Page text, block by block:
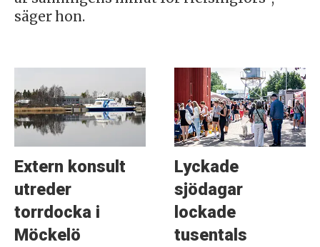
säger hon.
Extern konsult
utreder
torrdocka i
Möckelö
Lyckade
sjödagar
lockade
tusentals